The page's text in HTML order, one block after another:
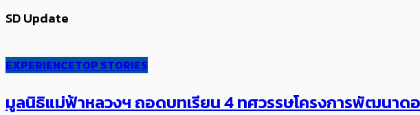
SD Update
EXPERIENCETOP STORIES
มูลนิธิแม่ฟ้าหลวงฯ ถอดบทเรียน 4 ทศวรรษโครงการพัฒนา